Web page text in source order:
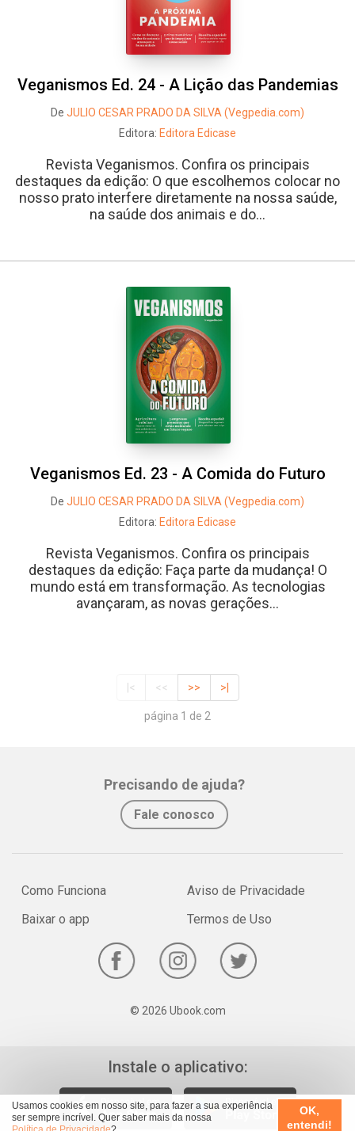
Usamos cookies em nosso site, para fazer a sua experiência
ser sempre incrível. Quer saber mais da nossa
OK,
entendi!
Veganismos Ed. 24 - A Lição das Pandemias
De JULIO CESAR PRADO DA SILVA (Vegpedia.com)
Editora: Editora Edicase
Revista Veganismos. Confira os principais
destaques da edição: O que escolhemos colocar no
nosso prato interfere diretamente na nossa saúde,
na saúde dos animais e do...
Veganismos Ed. 23 - A Comida do Futuro
De JULIO CESAR PRADO DA SILVA (Vegpedia.com)
Editora: Editora Edicase
Revista Veganismos. Confira os principais
destaques da edição: Faça parte da mudança! O
mundo está em transformação. As tecnologias
avançaram, as novas gerações...
|< << >> >|
página 1 de 2
Precisando de ajuda?
Fale conosco
Como Funciona
Baixar o app
Aviso de Privacidade
Termos de Uso
© 2026 Ubook.com
Instale o aplicativo: